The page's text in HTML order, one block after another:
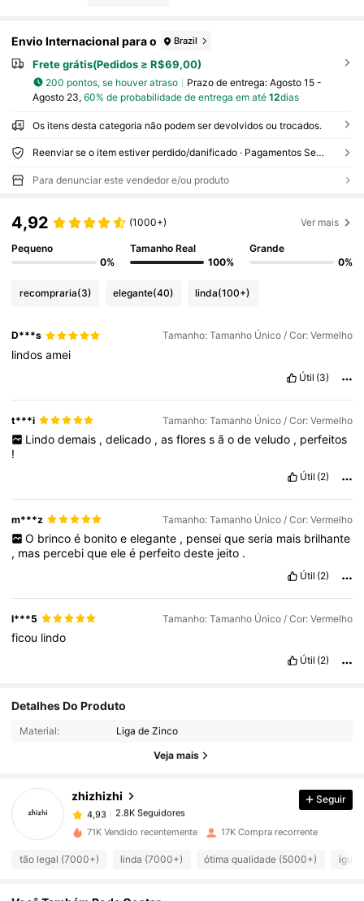
Envio Internacional para o Brazil
Frete grátis(Pedidos ≥ R$69,00)
200 pontos, se houver atraso Prazo de entrega: Agosto 15 -
Agosto 23, 60% de probabilidade de entrega em até 12dias
Os itens desta categoria não podem ser devolvidos ou trocados.
Reenviar se o item estiver perdido/danificado · Pagamentos Seguros · Proteção de privacidade
Para denunciar este vendedor e/ou produto
4,92 (1000+) Ver mais
Pequeno
0%
Tamanho Real
100%
Grande
0%
recompraria(3) elegante(40) linda(100+)
D***s Tamanho: Tamanho Único / Cor: Vermelho
lindosamei
Útil (3)
t***i Tamanho: Tamanho Único / Cor: Vermelho
Lindo demais , delicado , as flores s ã o de veludo , perfeitos
!
Útil (2)
m***z Tamanho: Tamanho Único / Cor: Vermelho
O brinco é bonito e elegante , pensei que seria mais brilhante
, mas percebiqueeleé perfeitodeste jeito .
Útil (2)
l***5 Tamanho: Tamanho Único / Cor: Vermelho
ficou lindo
Útil (2)
Detalhes Do Produto
Material: Liga de Zinco
Veja mais
zhizhizhi
4,93 2.8K Seguidores
2.8K Seguidores
4,93 2.8K Seguidores
4,93 2.8K Seguidores
Seguir
71K Vendido recentemente 17K Compra recorrente
tão legal (7000+) linda (7000+) ótima qualidade (5000+) igual